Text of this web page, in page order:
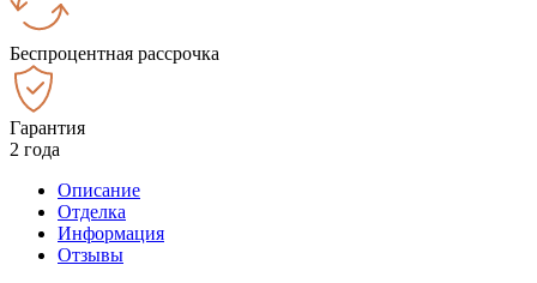
Беспроцентная рассрочка
Гарантия
2 года
Описание
Отделка
Информация
Отзывы